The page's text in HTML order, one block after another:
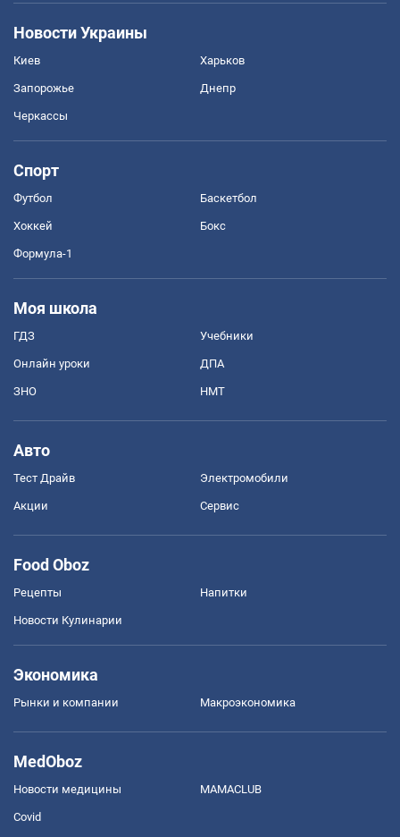
Новости Украины
Киев Харьков
Запорожье Днепр
Черкассы
Спорт
Футбол Баскетбол
Хоккей Бокс
Формула-1
Моя школа
ГДЗ Учебники
Онлайн уроки ДПА
ЗНО НМТ
Авто
Тест Драйв Электромобили
Акции Сервис
Food Oboz
Рецепты Напитки
Новости Кулинарии
Экономика
Рынки и компании Mакроэкономика
MedOboz
Новости медицины MAMACLUB
Covid